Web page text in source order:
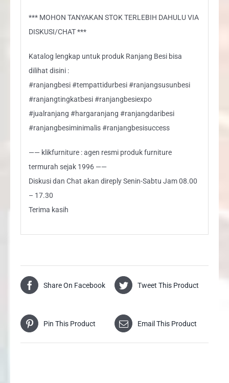
*** MOHON TANYAKAN STOK TERLEBIH DAHULU VIA
DISKUSI/CHAT ***
Katalog lengkap untuk produk Ranjang Besi bisa
dilihat disini :
#ranjangbesi #tempattidurbesi #ranjangsusunbesi
#ranjangtingkatbesi #ranjangbesiexpo
#jualranjang #hargaranjang #ranjangdaribesi
#ranjangbesiminimalis #ranjangbesisuccess
—— klikfurniture : agen resmi produk furniture
termurah sejak 1996 ——
Diskusi dan Chat akan direply Senin-Sabtu Jam 08.00
– 17.30
Terima kasih
Share On Facebook Tweet This Product
Pin This Product Email This Product